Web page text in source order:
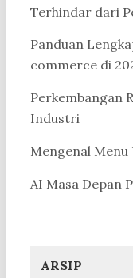
Terhindar dari
Panduan
commerce di
Perkembangan
Industri
Mengenal Menu
AI Masa Depan
ARSIP